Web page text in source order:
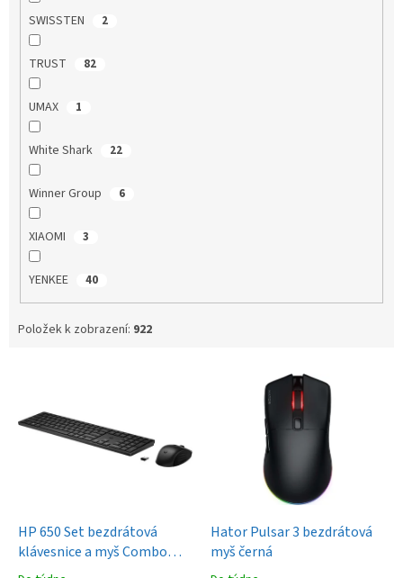
SWISSTEN 2
TRUST 82
UMAX 1
White Shark 22
Winner Group 6
XIAOMI 3
YENKEE 40
Položek k zobrazení: 922
HP 650 Set bezdrátová
klávesnice a myš Combo
CZ/SK
Hator Pulsar 3 bezdrátová
myš černá